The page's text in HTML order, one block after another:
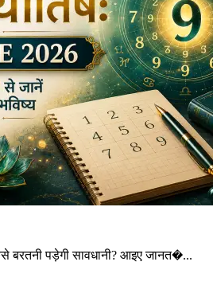
बरतनी पड़ेगी सावधानी? आइए जानत�...